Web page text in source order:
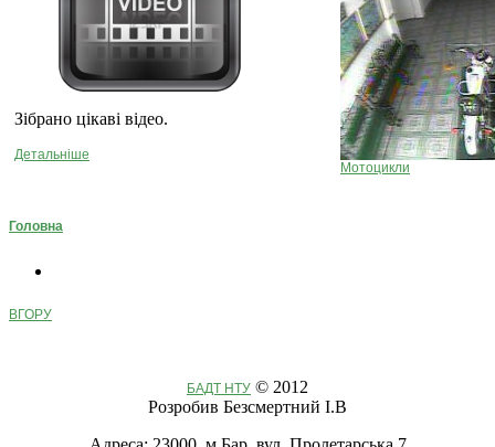
Зібрано цікаві відео.
Детальніше
Мотоцикли
Головна
ВГОРУ
БАДТ НТУ © 2012
Розробив Безсмертний І.В